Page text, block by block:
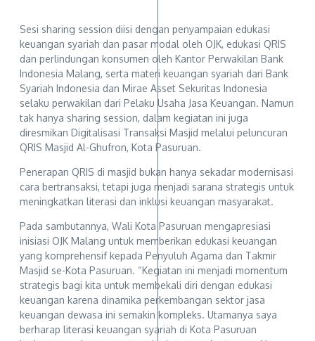
Sesi sharing session diisi dengan penyampaian edukasi
keuangan syariah dan pasar modal oleh OJK, edukasi QRIS
dan perlindungan konsumen oleh Kantor Perwakilan Bank
Indonesia Malang, serta materi keuangan syariah dari Bank
Syariah Indonesia dan Mirae Asset Sekuritas Indonesia
selaku perwakilan dari Pelaku Usaha Jasa Keuangan. Namun
tak hanya sharing session, dalam kegiatan ini juga
diresmikan Digitalisasi Transaksi Masjid melalui peluncuran
QRIS Masjid Al-Ghufron, Kota Pasuruan.
Penerapan QRIS di masjid bukan hanya sekadar modernisasi
cara bertransaksi, tetapi juga menjadi sarana strategis untuk
meningkatkan literasi dan inklusi keuangan masyarakat.
Pada sambutannya, Wali Kota Pasuruan mengapresiasi
inisiasi OJK Malang untuk memberikan edukasi keuangan
yang komprehensif kepada Penyuluh Agama dan Takmir
Masjid se-Kota Pasuruan. “Kegiatan ini menjadi momentum
strategis bagi kita untuk membekali diri dengan edukasi
keuangan karena dinamika perkembangan sektor jasa
keuangan dewasa ini semakin kompleks. Utamanya saya
berharap literasi keuangan syariah di Kota Pasuruan